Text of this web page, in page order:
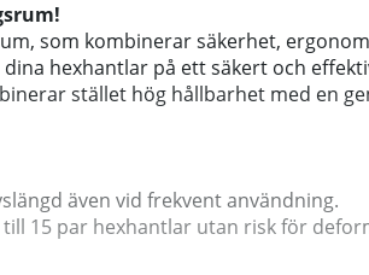
som kombinerar säkerhet,
hexhantlar på ett säkert och
stället hög hållbarhet med en
även vid frekvent användning.
15 par hexhantlar utan risk för